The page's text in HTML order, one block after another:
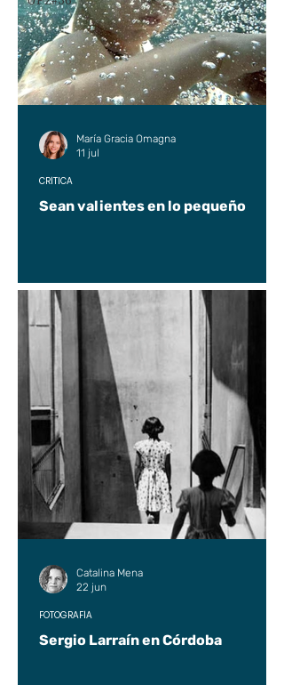
Sean valientes en lo pequeño
CRÍTICA
María Gracia Omagna
11 jul
Sergio Larraín en Córdoba
FOTOGRAFÍA
Catalina Mena
22 jun